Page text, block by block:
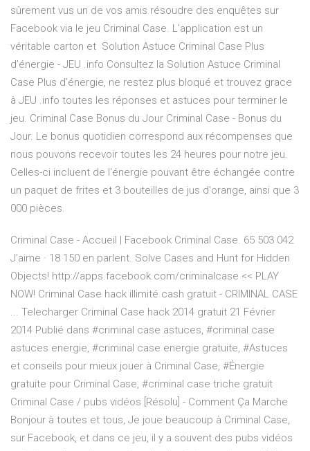
sûrement vus un de vos amis résoudre des enquêtes sur
Facebook via le jeu Criminal Case. L'application est un
véritable carton et Solution Astuce Criminal Case Plus
d’énergie - JEU .info Consultez la Solution Astuce Criminal
Case Plus d’énergie, ne restez plus bloqué et trouvez grace
à JEU .info toutes les réponses et astuces pour terminer le
jeu. Criminal Case Bonus du Jour Criminal Case - Bonus du
Jour. Le bonus quotidien correspond aux récompenses que
nous pouvons recevoir toutes les 24 heures pour notre jeu.
Celles-ci incluent de l'énergie pouvant être échangée contre
un paquet de frites et 3 bouteilles de jus d'orange, ainsi que 3
000 pièces.
Criminal Case - Accueil | Facebook Criminal Case. 65 503 042
J’aime · 18 150 en parlent. Solve Cases and Hunt for Hidden
Objects! http://apps.facebook.com/criminalcase << PLAY
NOW! Criminal Case hack illimité cash gratuit - CRIMINAL CASE
... Telecharger Criminal Case hack 2014 gratuit 21 Février
2014 Publié dans #criminal case astuces, #criminal case
astuces energie, #criminal case energie gratuite, #Astuces
et conseils pour mieux jouer à Criminal Case, #Énergie
gratuite pour Criminal Case, #criminal case triche gratuit
Criminal Case / pubs vidéos [Résolu] - Comment Ça Marche
Bonjour à toutes et tous, Je joue beaucoup à Criminal Case,
sur Facebook, et dans ce jeu, il y a souvent des pubs vidéos